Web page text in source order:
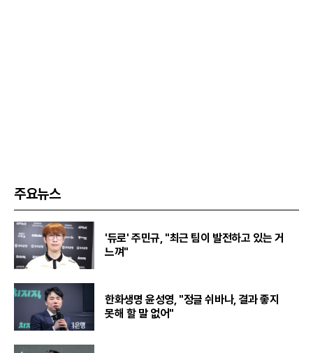
주요뉴스
'듀로' 주민규, "최근 팀이 발전하고 있는 거
느껴"
한화생명 윤성영, "정글 쉬바나, 결과 좋지
못해 할 말 없어"